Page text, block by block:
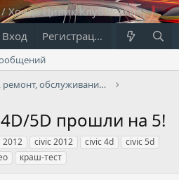
Что нового?
Вход Регистрация
Выбор, ремонт, обслуживание и эксплуатация
5D прошли на 5!
2012 civic 2012 civic 4d
civic 5d
краш-тест